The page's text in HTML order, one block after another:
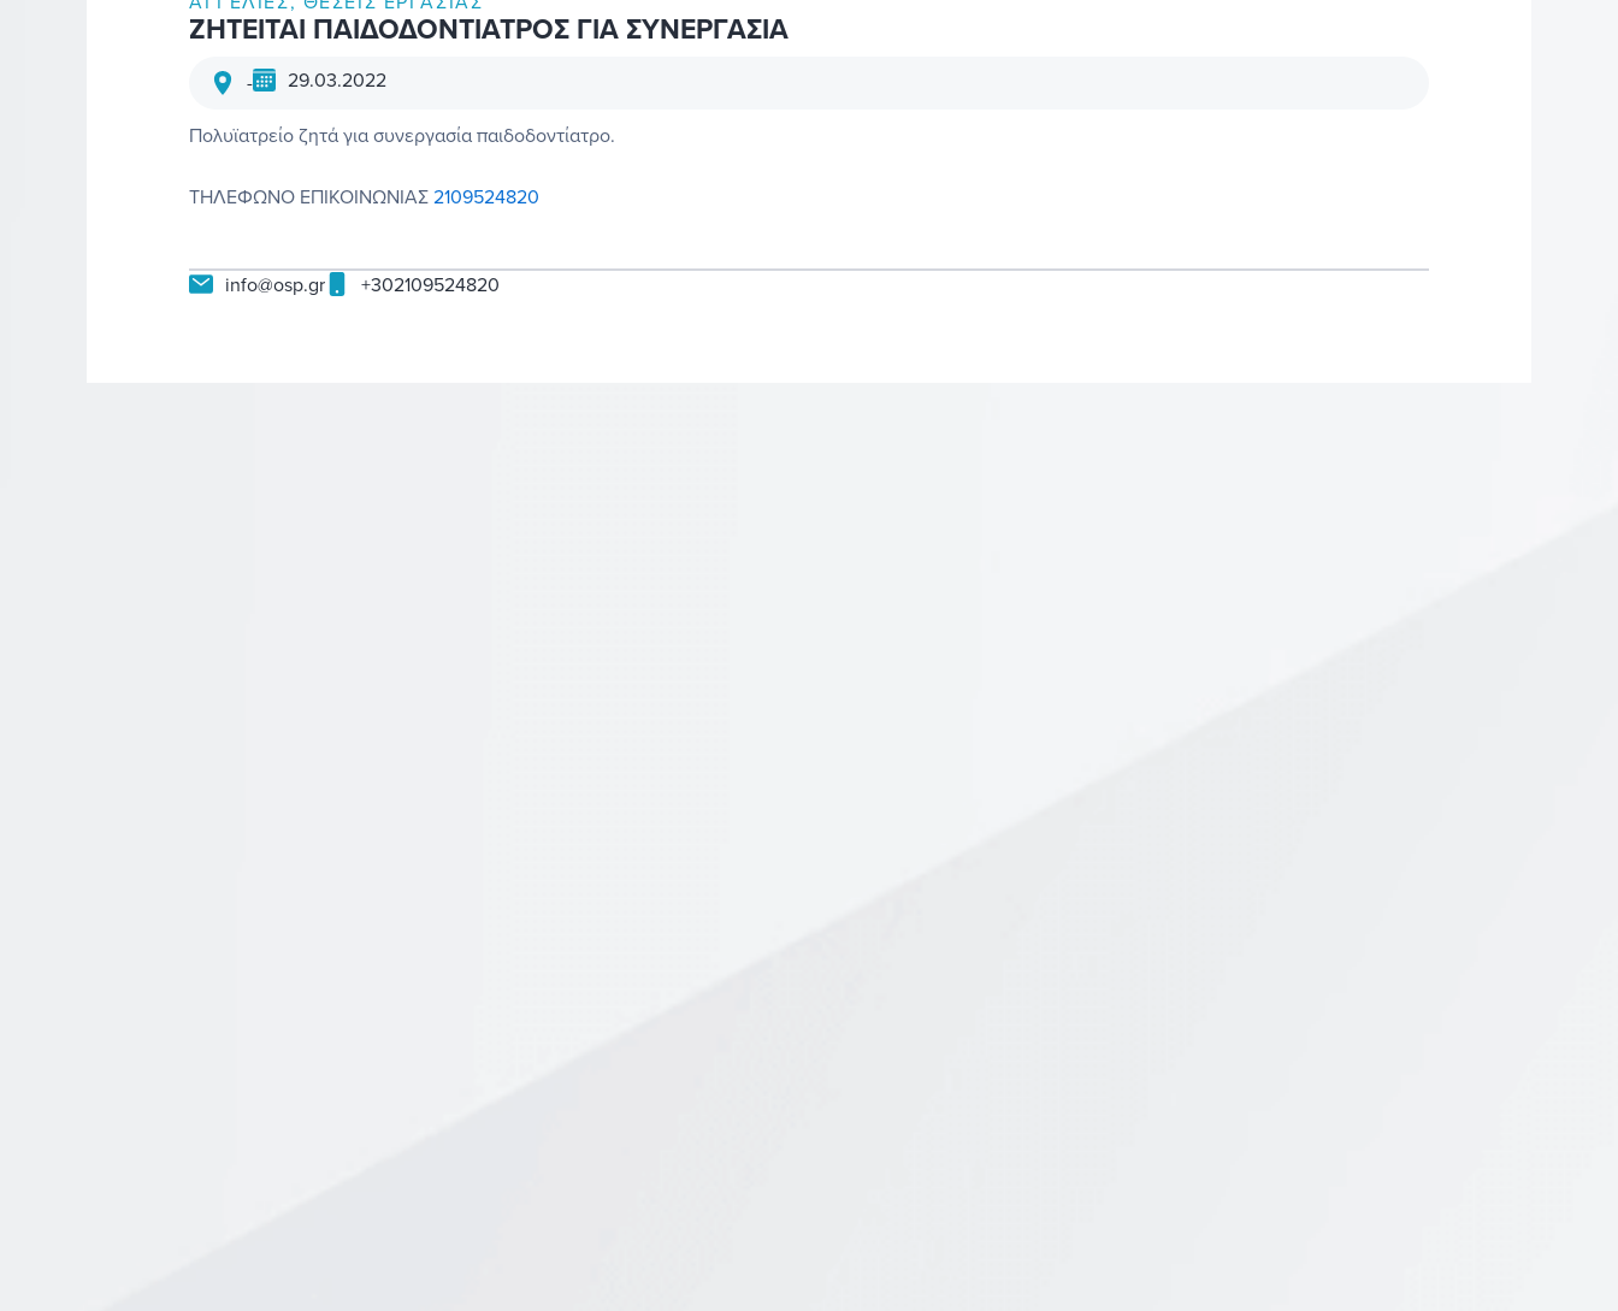
ΖΗΤΕΙΤΑΙ ΠΑΙΔΟΔΟΝΤΙΑΤΡΟΣ ΓΙΑ ΣΥΝΕΡΓΑΣΙΑ
- 29.03.2022
Πολυϊατρείο ζητά για συνεργασία παιδοδοντίατρο.
ΤΗΛΕΦΩΝΟ ΕΠΙΚΟΙΝΩΝΙΑΣ2109524820
info@osp.gr +302109524820